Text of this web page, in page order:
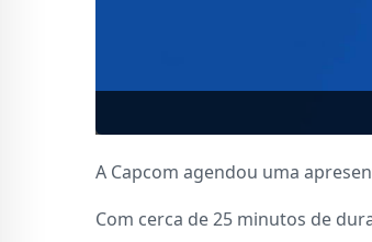
A Capcom agendou uma
Com cerca de 25 minutos de